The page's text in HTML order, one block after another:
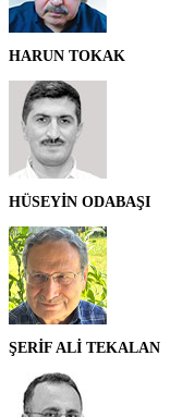
HARUN TOKAK
HÜSEYİN ODABAŞI
ŞERİF ALİ TEKALAN